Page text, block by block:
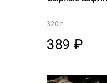
320 г
389 ₽